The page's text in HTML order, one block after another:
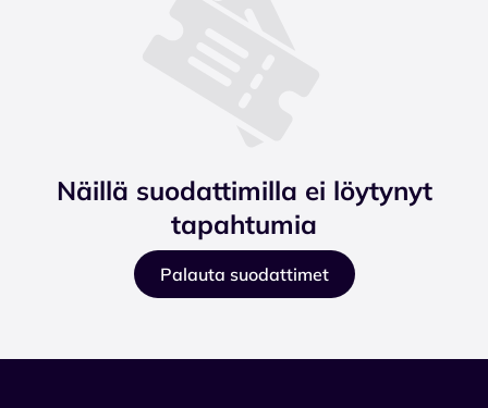
Näillä suodattimilla ei löytynyt
tapahtumia
Palauta suodattimet